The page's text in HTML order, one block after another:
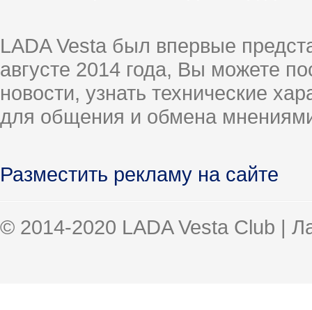
LADA Vesta был впервые
августе 2014 года, Вы можете
новости, узнать технические
для общения и обмена
Разместить рекламу на сайте
© 2014-2020 LADA Vesta Club |